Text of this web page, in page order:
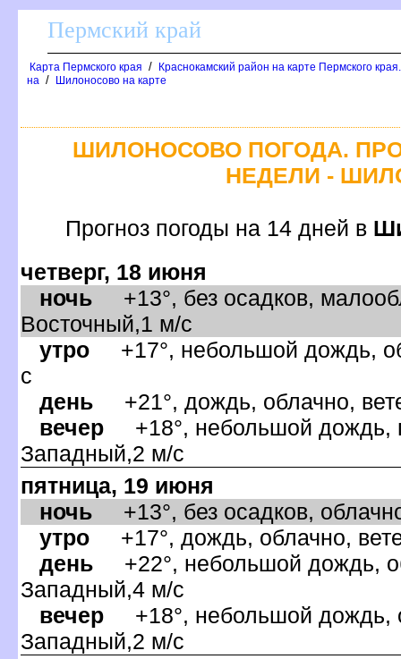
Пермский край
Карта Пермского края /
Краснокамский район на карте Пермского
на / Шилоносово на карте
ШИЛОНОСОВО ПОГОДА.
НЕДЕЛИ -
Прогноз погоды на 14 дней
четверг, 18 июня
ночь +13°, без осадков,
осточный,1 м/с
утро +17°, небольшой дождь,
с
день +21°, дождь, облачно,
ечер +18°, небольшой дождь,
Западный,2 м/с
пятница, 19 июня
ночь +13°, без осадков,
утро +17°, дождь, облачно,
день +22°, небольшой дождь,
Западный,4 м/с
ечер +18°, небольшой дождь,
Западный,2 м/с